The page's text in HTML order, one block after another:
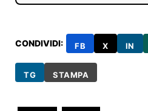
CONDIVIDI: FB X IN
TG STAMPA